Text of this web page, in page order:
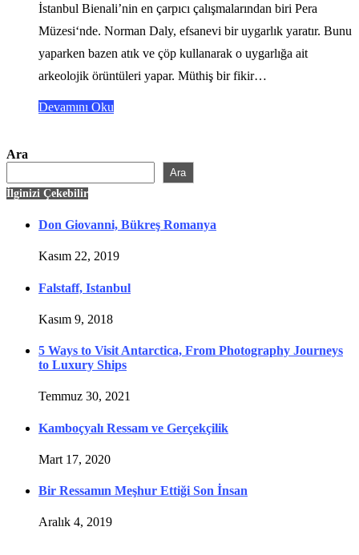
İstanbul Bienali’nin en çarpıcı çalışmalarından biri Pera
Müzesi‘nde. Norman Daly, efsanevi bir uygarlık yaratır. Bunu
yaparken bazen atık ve çöp kullanarak o uygarlığa ait
arkeolojik örüntüleri yapar. Müthiş bir fikir…
Devamını Oku
Ara
Ara
İlginizi Çekebilir
Don Giovanni, Bükreş Romanya
Kasım 22, 2019
Falstaff, Istanbul
Kasım 9, 2018
5 Ways to Visit Antarctica, From Photography Journeys
to Luxury Ships
Temmuz 30, 2021
Kamboçyalı Ressam ve Gerçekçilik
Mart 17, 2020
Bir Ressamın Meşhur Ettiği Son İnsan
Aralık 4, 2019